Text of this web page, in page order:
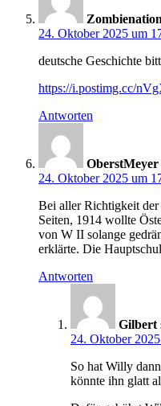
Zombienation
24. Oktober 2025 um
deutsche Geschichte
https://i.postimg.cc/
Antworten
OberstMeyer
24. Oktober 2025 um
Bei aller Richtigkeit
Seiten, 1914 wollte
von W II solange
erklärte. Die
Antworten
Gilbert
24. Oktober
So hat Willy
könnte ihn glatt